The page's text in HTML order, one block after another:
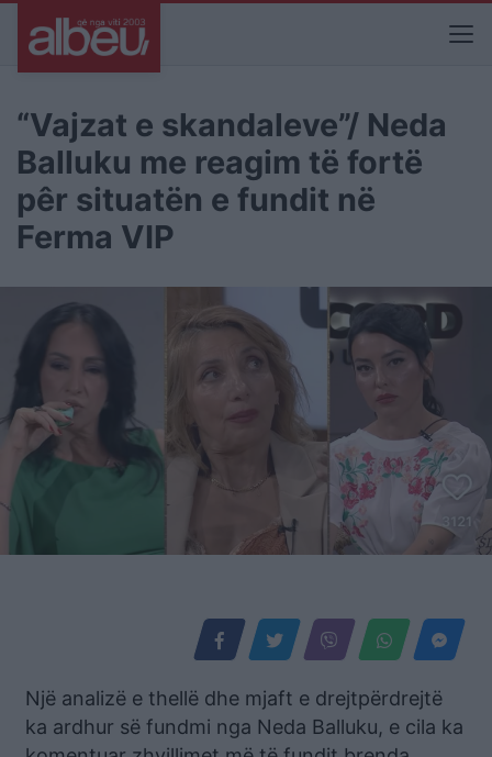
“Vajzat e skandaleve”/ Neda
Balluku me reagim të fortë
pêr situatën e fundit në
Ferma VIP
Një analizë e thellë dhe mjaft e drejtpërdrejtë
ka ardhur së fundmi nga Neda Balluku, e cila ka